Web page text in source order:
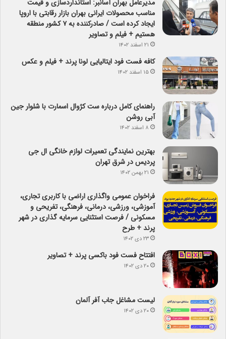
مدیرعامل بهران آسانبر: استانداردسازی و قیمت
مناسب محصولات ایرانی بهران بازار رقابتی با اروپا
ایجاد کرده است / صادرکننده به ۷ کشور منطقه
هستیم + فیلم و تصاویر
۲۱ اسفند ۱۴۰۲
کافه فست فود ایتالیایی لونا پرند + فیلم و عکس
۱۵ اسفند ۱۴۰۲
راهنمای کامل درباره ست کژوال اسمارت با شلوار جین
آبی روشن
۸ اسفند ۱۴۰۲
بهترین نمایندگی تعمیرات لوازم خانگی ال جی
پردیس در شرق تهران
۲۱ بهمن ۱۴۰۲
فراخوان عمومی واگذاری اراضی با کاربری تجاری،
آموزشی، ورزشی، درمانی، فرهنگی، تفریحی و
مسکونی / فرصت استثنایی سرمایه گذاری در شهر
پرند + طرح
۲۳ دی ۱۴۰۲
افتتاح فست فود باکسی پرند + تصاویر
۲۰ دی ۱۴۰۲
لیست مشاغل جاب آفر آلمان
۲۰ دی ۱۴۰۲